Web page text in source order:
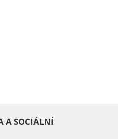
A SOCIÁLNÍ